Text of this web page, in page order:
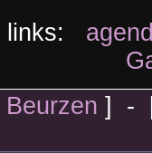
links:
Beurzen ] -